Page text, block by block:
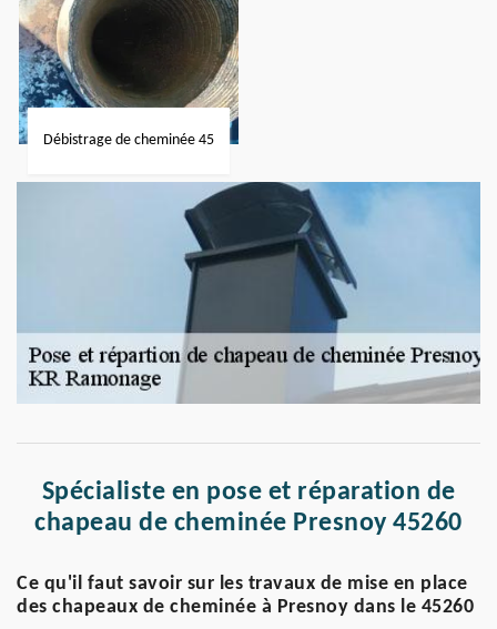
Débistrage de cheminée 45
Spécialiste en pose et réparation de
chapeau de cheminée Presnoy 45260
Ce qu'il faut savoir sur les travaux de mise en place
des chapeaux de cheminée à Presnoy dans le 45260